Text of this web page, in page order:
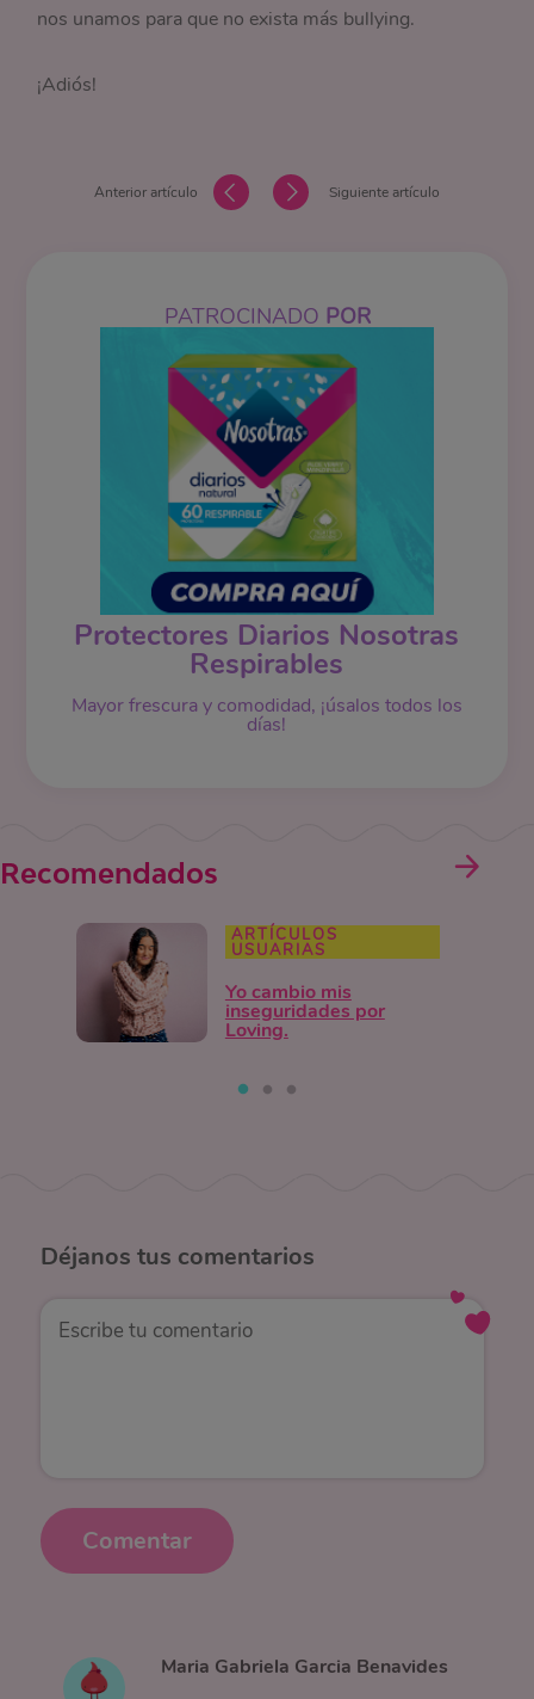
nos unamos para que no exista más bullying.
¡Adiós!
Anterior artículo Siguiente artículo
PATROCINADO POR
Protectores Diarios Nosotras
Respirables
Mayor frescura y comodidad, ¡úsalos todos los
días!
Recomendados
ARTÍCULOS
USUARIAS
Yo cambio mis
inseguridades por
Loving.
Déjanos tus comentarios
Comentar
Maria Gabriela Garcia Benavides